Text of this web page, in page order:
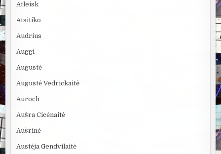
Atleisk
Atsitiko
Audrius
Auggi
Augustė
Augustė Vedrickaitė
Auroch
Aušra Cicėnaitė
Aušrinė
Austėja Gendvilaitė